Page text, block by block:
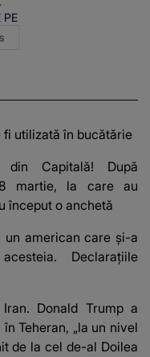
PE
fi utilizată în bucătărie
Capitală! După
martie, la care au
început o anchetă
un american care și-a
Declarațiile
Donald Trump a
Teheran, „la un nivel
de la cel de-al Doilea